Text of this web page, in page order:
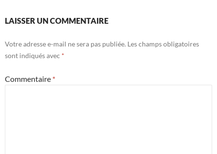
LAISSER UN COMMENTAIRE
Votre adresse e-mail ne sera pas publiée. Les champs obligatoires
sont indiqués avec *
Commentaire *